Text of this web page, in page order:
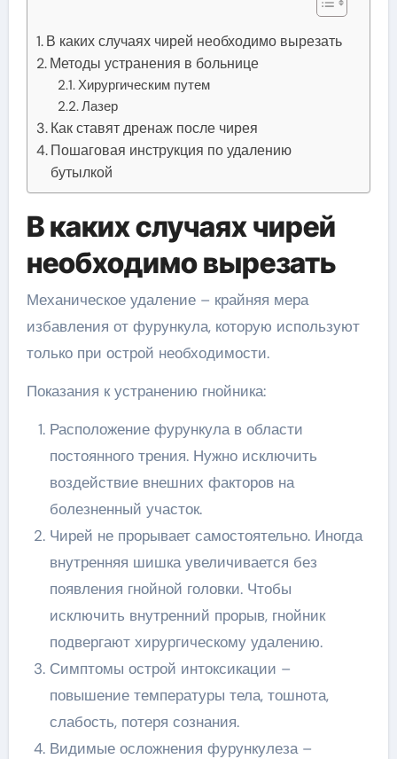
В каких случаях чирей необходимо вырезать
Методы устранения в больнице
Хирургическим путем
Лазер
Как ставят дренаж после чирея
Пошаговая инструкция по удалению
бутылкой
В каких случаях чирей
необходимо вырезать
Механическое удаление – крайняя мера
избавления от фурункула, которую используют
только при острой необходимости.
Показания к устранению гнойника:
Расположение фурункула в области
постоянного трения. Нужно исключить
воздействие внешних факторов на
болезненный участок.
Чирей не прорывает самостоятельно. Иногда
внутренняя шишка увеличивается без
появления гнойной головки. Чтобы
исключить внутренний прорыв, гнойник
подвергают хирургическому удалению.
Симптомы острой интоксикации –
повышение температуры тела, тошнота,
слабость, потеря сознания.
Видимые осложнения фурункулеза –